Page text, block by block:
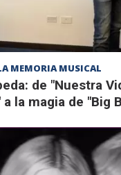
MEMORIA MUSICAL
de "Nuestra
la magia de "Big